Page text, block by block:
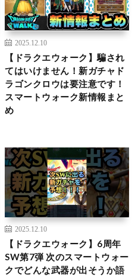
2025.12.10
【ドラクエウォーク】騙され
てはいけません！新ガチャド
ラゴンクロウは要注意です！
スマートウォーク新情報まと
め
2025.12.10
【ドラクエウォーク】6周年
SW第7弾 次のスマートウォー
クでどんな武器が出そうか語